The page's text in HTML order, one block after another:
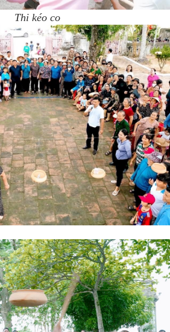
Thi kéo co